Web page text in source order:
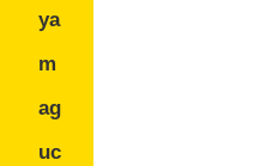
ya
m
ag
uc